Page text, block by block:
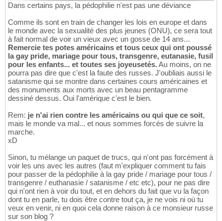
Dans certains pays, la pédophilie n'est pas une déviance
Comme ils sont en train de changer les lois en europe et dans
le monde avec la sexualité des plus jeunes (ONU), ce sera tout
à fait normal de voir un vieux avec un gosse de 14 ans...
Remercie tes potes américains et tous ceux qui ont poussé
la gay pride, mariage pour tous, transgenre, eutanasie, fusil
pour les enfants... et toutes ses joyeusetés.Au moins, on ne
pourra pas dire que c'est la faute des russes. J'oubliais aussi le
satanisme qui se montre dans certaines cours américaines et
des monuments aux morts avec un beau pentagramme
dessiné dessus. Oui l'amérique c'est le bien.
Rem: je n'ai rien contre les américains ou qui que ce soit,
mais le monde va mal... et nous sommes forcés de suivre la
marche.
xD
Sinon, tu mélange un paquet de trucs, qui n'ont pas forcément à
voir les uns avec les autres (faut m'expliquer comment tu fais
pour passer de la pédophilie à la gay pride / mariage pour tous /
transgenre / euthanasie / satanisme / etc etc), pour ne pas dire
qui n'ont rien à voir du tout, et en dehors du fait que vu la façon
dont tu en parle, tu dois être contre tout ça, je ne vois ni où tu
veux en venir, ni en quoi cela donne raison à ce monsieur russe
sur son blog ?